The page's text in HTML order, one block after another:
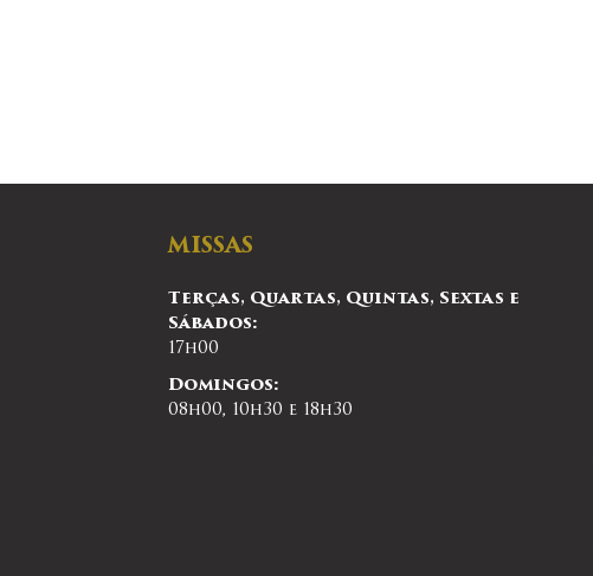
MISSAS
Terças, Quartas, Quintas, Sextas e
Sábados:
17h00
Domingos:
08h00, 10h30 e 18h30